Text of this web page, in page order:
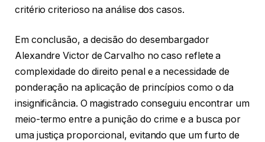
critério criterioso na análise dos casos.
Em conclusão, a decisão do desembargador
Alexandre Victor de Carvalho no caso reflete a
complexidade do direito penal e a necessidade de
ponderação na aplicação de princípios como o da
insignificância. O magistrado conseguiu encontrar um
meio-termo entre a punição do crime e a busca por
uma justiça proporcional, evitando que um furto de